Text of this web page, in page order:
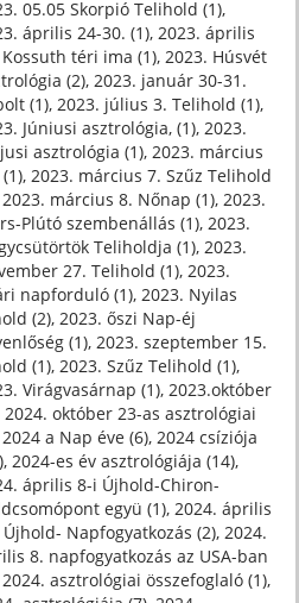
05.05 Skorpió Telihold (1),
április 24-30. (1), 2023. április
Kossuth téri ima (1), 2023. Húsvét
(2), 2023. január 30-31.
(1), 2023. július 3. Telihold (1),
Júniusi asztrológia, (1), 2023.
asztrológia (1), 2023. március
, 2023. március 7. Szűz Telihold
2023. március 8. Nőnap (1), 2023.
Plútó szembenállás (1), 2023.
Teliholdja (1), 2023.
27. Telihold (1), 2023.
napforduló (1), 2023. Nyilas
(2), 2023. őszi Nap-éj
(1), 2023. szeptember 15.
(1), 2023. Szűz Telihold (1),
Virágvasárnap (1), 2023.október
2024. október 23-as asztrológiai
2024 a Nap éve (6), 2024 csíziója
, 2024-es év asztrológiája (14),
április 8-i Újhold-Chiron-
együ (1), 2024. április
Újhold- Napfogyatkozás (2), 2024.
8. napfogyatkozás az USA-ban
2024. asztrológiai összefoglaló (1),